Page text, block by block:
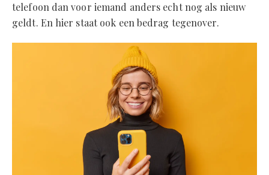
telefoon dan voor iemand anders echt nog als nieuw
geldt. En hier staat ook een bedrag tegenover.